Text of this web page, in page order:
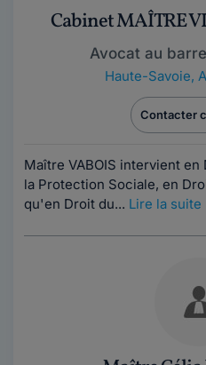
Cabinet MAÎTRE
Avocat au
Haute-Savoie,
Contacter
Maître VABOIS intervient
la Protection Sociale, en
qu'en Droit du... Lire la suite